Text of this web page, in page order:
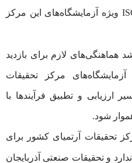
اخذ گواهینامه استاندارد ISO 17025 ویژه آزمایشگاه‌های این مرکز
لازم برای بازدید
آزمایشگاه‌های مرکز تحقیقات
ارزیابی و تطبیق فرآیندها با
شود.
تحقیقات آرتمیای کشور برای
و تحقیقات صنعتی آذربایجان